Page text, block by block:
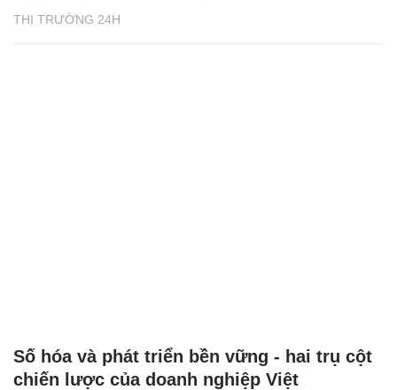
THỊ TRƯỜNG 24H
Số hóa và phát triển bền vững - hai trụ cột
chiến lược của doanh nghiệp Việt